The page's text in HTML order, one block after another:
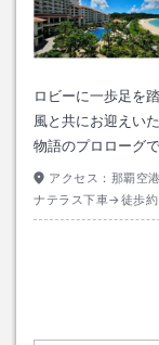
ロビーに一歩足を
風と共にお迎えい
物語のプロローグ
アクセス： 那覇空
ナテラス下車→徒歩